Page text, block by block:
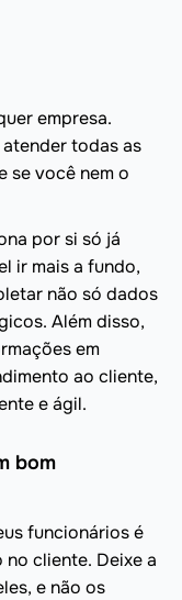
empresa.
todas as
se você nem o
por si só já
ir mais a fundo,
não só dados
Além disso,
em
ao cliente,
e ágil.
bom
funcionários é
cliente. Deixe a
e não os